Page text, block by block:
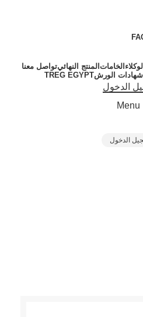
الوكلاء الخامات المنتج النهائيتواصل معنا
شهادات الورشTREG EGYPT
الدخول
Menu
الدخول